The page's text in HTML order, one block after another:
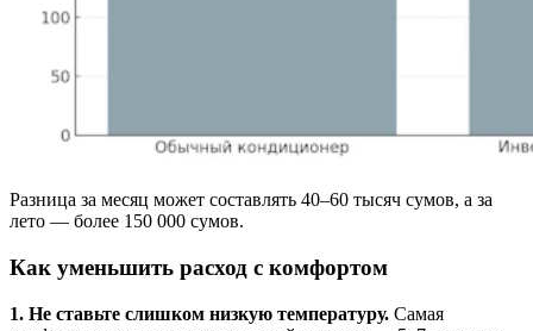
Разница за месяц может составлять 40–60 тысяч сумов, а за
лето — более 150 000 сумов.
Как уменьшить расход с комфортом
1. Не ставьте слишком низкую температуру. Самая